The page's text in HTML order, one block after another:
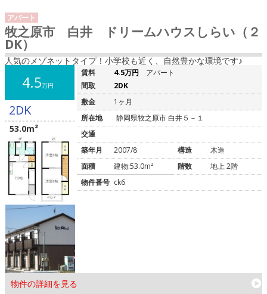
アパート
牧之原市 白井 ドリームハウスしらい（２
DK）
人気のメゾネットタイプ！小学校も近く、自然豊かな環境です♪
4.5万円
2DK
53.0m²
物件の詳細を見る
賃料 4.5万円
アパート
間取
2DK
敷金
1ヶ月
所在地
静岡県牧之原市 白井５－１
交通
築年月
2007/8 構造
木造
面積
建物:53.0m² 階数
地上 2階
物件番号 ck6